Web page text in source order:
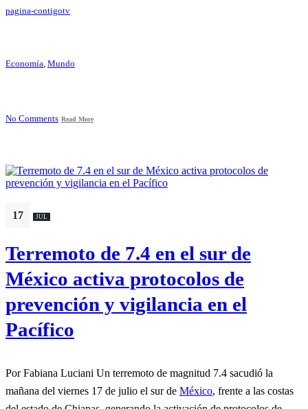
pagina-contigotv
Economía, Mundo
No Comments Read More
17 JUL
Terremoto de 7.4 en el sur de
México activa protocolos de
prevención y vigilancia en el
Pacífico
Por Fabiana Luciani Un terremoto de magnitud 7.4 sacudió la
mañana del viernes 17 de julio el sur de México, frente a las costas